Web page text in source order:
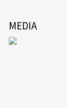
MEDIA